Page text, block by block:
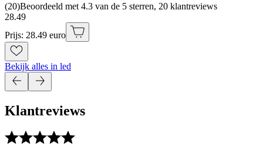
(20)Beoordeeld met 4.3 van de 5 sterren, 20 klantreviews
28.49
Prijs: 28.49 euro
Bekijk alles in led
Klantreviews